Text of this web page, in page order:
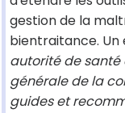
gestion de la
bientraitance. Un
autorité de
générale de la
guides et